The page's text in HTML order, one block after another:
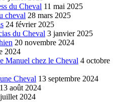
du Cheval 11 mai 2025
cheval 28 mars 2025
24 février 2025
du Cheval 3 janvier 2025
20 novembre 2024
2024
Manuel chez le Cheval 4 octobre
Cheval 13 septembre 2024
13 août 2024
2024